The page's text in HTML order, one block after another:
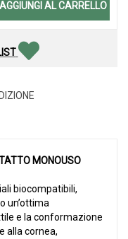
AGGIUNGI AL CARRELLO
MONOUSO
biocompatibili,
un’ottima
e la conformazione
alla cornea,